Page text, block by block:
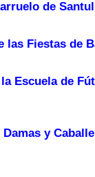
de
las Fiestas de
Escuela de
y